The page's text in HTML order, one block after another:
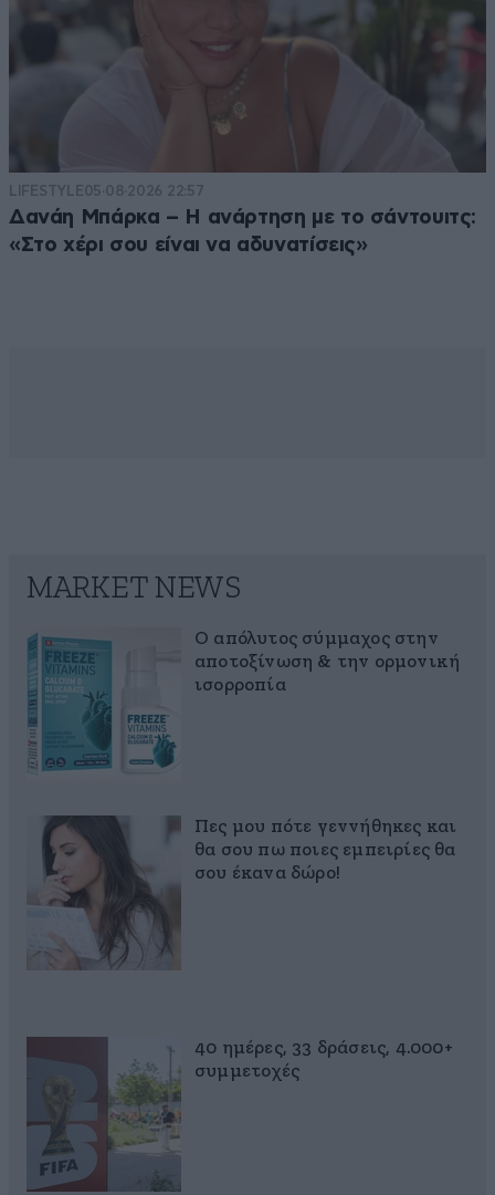
LIFESTYLE05·08·2026 22:57
Δανάη Μπάρκα – Η ανάρτηση με το σάντουιτς:
«Στο χέρι σου είναι να αδυνατίσεις»
MARKET NEWS
Ο απόλυτος σύμμαχος στην
αποτοξίνωση & την ορμονική
ισορροπία
Πες μου πότε γεννήθηκες και
θα σου πω ποιες εμπειρίες θα
σου έκανα δώρο!
40 ημέρες, 33 δράσεις, 4.000+
συμμετοχές